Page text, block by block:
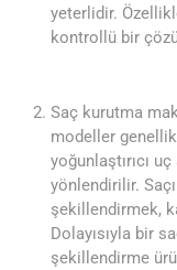
yeterlidir.
kontrollü bir
Saç kurutma
modeller
yoğunlaştırıcı
yönlendirilir.
şekillendirmek,
Dolayısıyla bir
şekillendirme